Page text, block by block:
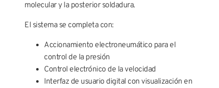
molecular y la posterior soldadura.
El sistema se completa con:
Accionamiento electroneumático para el
control de la presión
Control electrónico de la velocidad
Interfaz de usuario digital con visualización en